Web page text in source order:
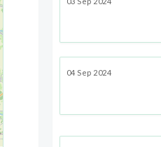
04 Sep 2024